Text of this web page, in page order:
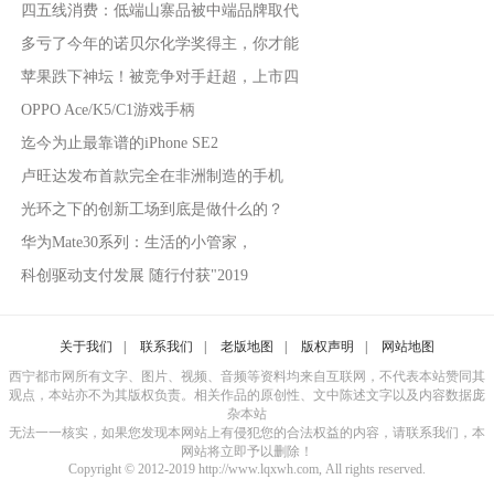
四五线消费：低端山寨品被中端品牌取代
多亏了今年的诺贝尔化学奖得主，你才能
苹果跌下神坛！被竞争对手赶超，上市四
OPPO Ace/K5/C1游戏手柄
迄今为止最靠谱的iPhone SE2
卢旺达发布首款完全在非洲制造的手机
光环之下的创新工场到底是做什么的？
华为Mate30系列：生活的小管家，
科创驱动支付发展 随行付获"2019
关于我们 联系我们 老版地图 版权声明
网站地图
西宁都市网所有文字、图片、视频、音频等资料均来自互联网，不代表本站赞同其
观点，本站亦不为其版权负责。相关作品的原创性、文中陈述文字以及内容数据庞
杂本站
无法一一核实，如果您发现本网站上有侵犯您的合法权益的内容，请联系我们，本
网站将立即予以删除！
Copyright © 2012-2019 http://www.lqxwh.com, All rights reserved.